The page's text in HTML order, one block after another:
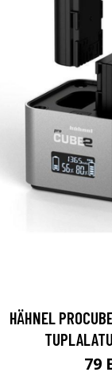
HÄHNEL
79